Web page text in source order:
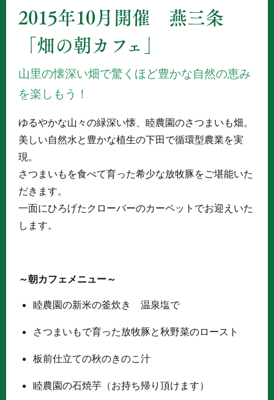
2015年10月開催 燕三条
「畑の朝カフェ」
山里の懐深い畑で驚くほど豊かな自然の恵み
を楽しもう！
ゆるやかな山々の緑深い懐、睦農園のさつまいも畑。
美しい自然水と豊かな植生の下田で循環型農業を実
現。
さつまいもを食べて育った希少な放牧豚をご堪能いた
だきます。
一面にひろげたクローバーのカーペットでお迎えいた
します。
～朝カフェメニュー～
睦農園の新米の釜炊き 温泉塩で
さつまいもで育った放牧豚と秋野菜のロースト
板前仕立ての秋のきのこ汁
睦農園の石焼芋（お持ち帰り頂けます）